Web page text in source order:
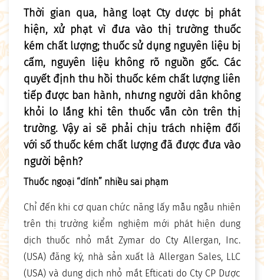
Thời gian qua, hàng loạt Cty dược bị phát
hiện, xử phạt vì đưa vào thị trường thuốc
kém chất lượng; thuốc sử dụng nguyên liệu bị
cấm, nguyên liệu không rõ nguồn gốc. Các
quyết định thu hồi thuốc kém chất lượng liên
tiếp được ban hành, nhưng người dân không
khỏi lo lắng khi tên thuốc vẫn còn trên thị
trường. Vậy ai sẽ phải chịu trách nhiệm đối
với số thuốc kém chất lượng đã được đưa vào
người bệnh?
Thuốc ngoại “dính” nhiều sai phạm
Chỉ đến khi cơ quan chức năng lấy mẫu ngẫu nhiên
trên thị trường kiểm nghiệm mới phát hiện dung
dịch thuốc nhỏ mắt Zymar do Cty Allergan, Inc.
(USA) đăng ký, nhà sản xuất là Allergan Sales, LLC
(USA) và dung dịch nhỏ mắt Efticati do Cty CP Dược